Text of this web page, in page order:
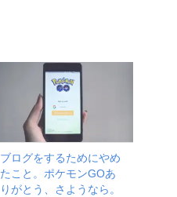
ブログをするためにやめ
たこと。ポケモンGOあ
りがとう、さようなら。